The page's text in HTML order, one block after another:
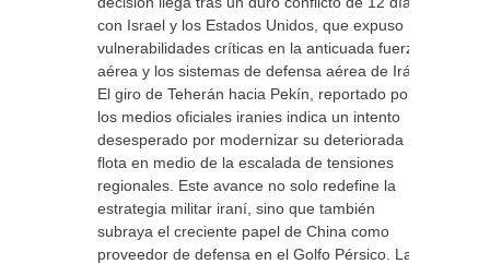
con Israel y los Estados Unidos, que expuso
vulnerabilidades críticas en la anticuada fuerza
aérea y los sistemas de defensa aérea de Irán.
El giro de Teherán hacia Pekín, reportado por
los medios oficiales iranies indica un intento
desesperado por modernizar su deteriorada
flota en medio de la escalada de tensiones
regionales. Este avance no solo redefine la
estrategia militar iraní, sino que también
subraya el creciente papel de China como
proveedor de defensa en el Golfo Pérsico. La